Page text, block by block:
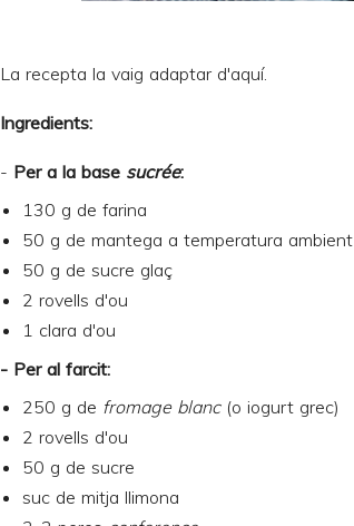
La recepta la vaig adaptar d'aquí.
Ingredients:
- Per a la base sucrée:
130 g de farina
50 g de mantega a temperatura ambient
50 g de sucre glaç
2 rovells d'ou
1 clara d'ou
- Per al farcit:
250 g de fromage blanc(o iogurt grec)
2 rovells d'ou
50 g de sucre
suc de mitja llimona